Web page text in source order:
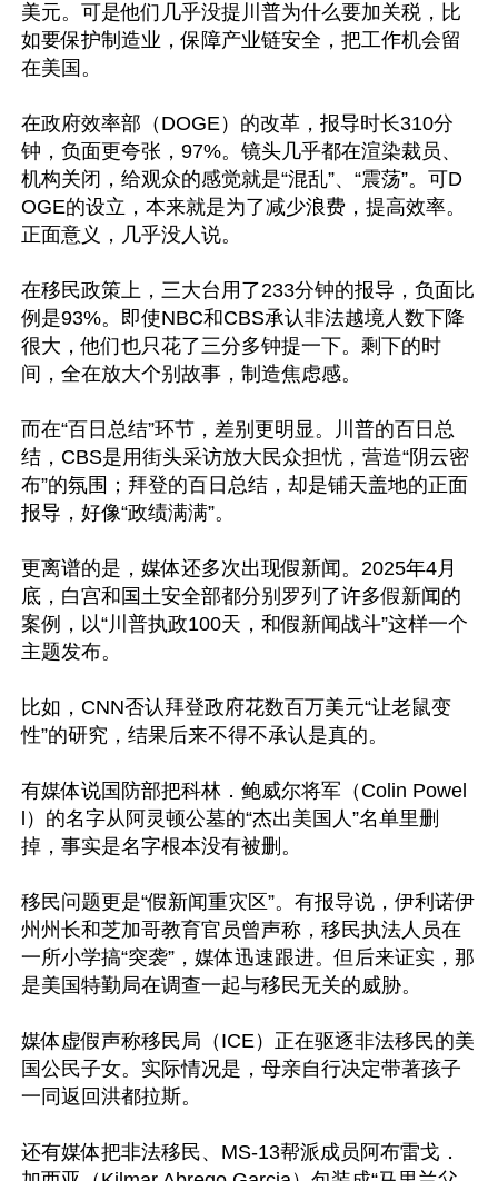
美元。可是他们几乎没提川普为什么要加关税，比
如要保护制造业，保障产业链安全，把工作机会留
在美国。
在政府效率部（DOGE）的改革，报导时长310分
钟，负面更夸张，97%。镜头几乎都在渲染裁员、
机构关闭，给观众的感觉就是“混乱”、“震荡”。可D
OGE的设立，本来就是为了减少浪费，提高效率。
正面意义，几乎没人说。
在移民政策上，三大台用了233分钟的报导，负面比
例是93%。即使NBC和CBS承认非法越境人数下降
很大，他们也只花了三分多钟提一下。剩下的时
间，全在放大个别故事，制造焦虑感。
而在“百日总结”环节，差别更明显。川普的百日总
结，CBS是用街头采访放大民众担忧，营造“阴云密
布”的氛围；拜登的百日总结，却是铺天盖地的正面
报导，好像“政绩满满”。
更离谱的是，媒体还多次出现假新闻。2025年4月
底，白宫和国土安全部都分别罗列了许多假新闻的
案例，以“川普执政100天，和假新闻战斗”这样一个
主题发布。
比如，CNN否认拜登政府花数百万美元“让老鼠变
性”的研究，结果后来不得不承认是真的。
有媒体说国防部把科林．鲍威尔将军（Colin Powel
l）的名字从阿灵顿公墓的“杰出美国人”名单里删
掉，事实是名字根本没有被删。
移民问题更是“假新闻重灾区”。有报导说，伊利诺伊
州州长和芝加哥教育官员曾声称，移民执法人员在
一所小学搞“突袭”，媒体迅速跟进。但后来证实，那
是美国特勤局在调查一起与移民无关的威胁。
媒体虚假声称移民局（ICE）正在驱逐非法移民的美
国公民子女。实际情况是，母亲自行决定带著孩子
一同返回洪都拉斯。
还有媒体把非法移民、MS-13帮派成员阿布雷戈．